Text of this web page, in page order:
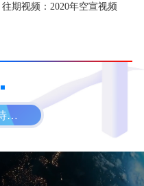
往期视频：2020年空宣视频
…